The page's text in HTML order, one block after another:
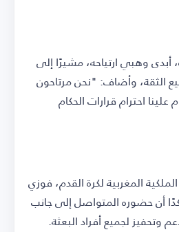
أبدى وهبي ارتياحه، مشيرًا إلى
الثقة، وأضاف: "نحن مرتاحون
علينا احترام قرارات الحكام
المغربية لكرة القدم، فوزي
أن حضوره المتواصل إلى جانب
لجميع أفراد البعثة.